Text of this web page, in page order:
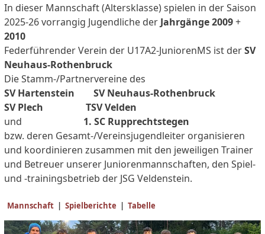
In dieser Mannschaft (Altersklasse) spielen in der Saison
2025-26 vorrangig Jugendliche der Jahrgänge2009+
2010
Federführender Verein der U17A2-JuniorenMS ist derSV
Neuhaus-Rothenbruck
Die Stamm-/Partnervereine des
SV Hartenstein SV Neuhaus-Rothenbruck
SV Plech TSV Velden
und
1. SC Rupprechtstegen
bzw. deren Gesamt-/Vereinsjugendleiter organisieren
und koordinieren zusammen mit den jeweiligen Trainer
und Betreuer unserer Juniorenmannschaften, den Spiel-
und -trainingsbetrieb der JSG Veldenstein.
Mannschaft| Spielberichte | Tabelle